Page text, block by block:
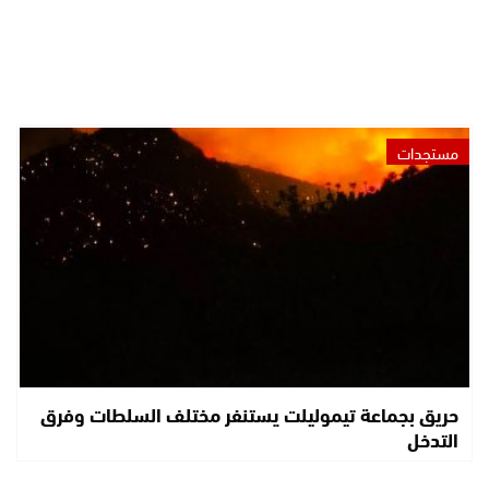
مستجدات
حريق بجماعة تيموليلت يستنفر مختلف السلطات وفرق
التدخل